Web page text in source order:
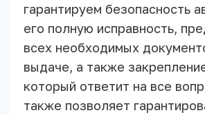
Ваше имя